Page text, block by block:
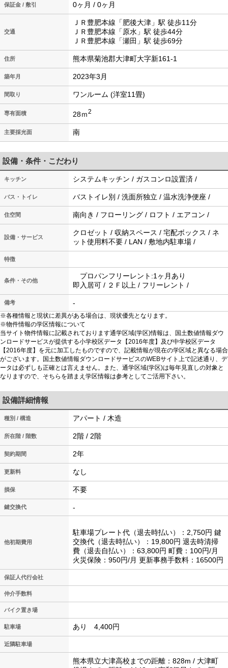
保証金 / 敷引 0ヶ月 / 0ヶ月
交通
ＪＲ豊肥本線「肥後大津」駅 徒歩11分
ＪＲ豊肥本線「原水」駅 徒歩44分
ＪＲ豊肥本線「瀬田」駅 徒歩69分
住所 熊本県菊池郡大津町大字新161-1
築年月 2023年3月
間取り ワンルーム (洋室11畳)
専有面積 28ｍ2
主要採光面 南
設備・条件・こだわり
キッチン システムキッチン / ガスコンロ設置済 /
バス・トイレ バストイレ別 / 洗面所独立 / 温水洗浄便座 /
住空間 南向き / フローリング / ロフト / エアコン /
設備・サービス
クロゼット / 収納スペース / 宅配ボックス / ネ
ット使用料不要 / LAN / 敷地内駐車場 /
特徴
条件・その他
プロパンフリーレント:1ヶ月あり
即入居可 / ２Ｆ以上 / フリーレント /
備考 -
※各種情報と現状に差異がある場合は、現状優先となります。
※物件情報の学区情報について
当サイト物件情報に記載されております通学区域(学区)情報は、国土数値情報ダウ
ンロードサービスが提供する小学校区データ【2016年度】及び中学校区データ
【2016年度】を元に加工したものですので、記載情報が現在の学区域と異なる場合
がございます。国土数値情報ダウンロードサービスのWEBサイト上で記述通り、デ
ータは必ずしも正確とは言えません。また、通学区域(学区)は毎年見直しの対象と
なりますので、そちらを踏まえ学区情報は参考としてご活用下さい。
設備詳細情報
種別 / 構造 アパート / 木造
所在階 / 階数 2階 / 2階
契約期間 2年
更新料 なし
損保 不要
鍵交換代 -
他初期費用
駐車場プレート代（退去時払い）：2,750円 鍵
交換代（退去時払い）：19,800円 退去時清掃
費（退去自払い）：63,800円 町費：100円/月
火災保険：950円/月 更新事務手数料：16500円
保証人代行会社
仲介手数料
バイク置き場
駐車場 あり 4,400円
近隣駐車場
熊本県立大津高校までの距離：828m / 大津町